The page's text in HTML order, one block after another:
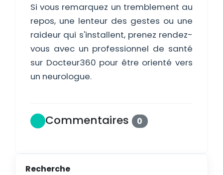
Si vous remarquez un tremblement au
repos, une lenteur des gestes ou une
raideur qui s'installent, prenez rendez-
vous avec un professionnel de santé
sur Docteur360 pour être orienté vers
un neurologue.
Commentaires 0
Recherche